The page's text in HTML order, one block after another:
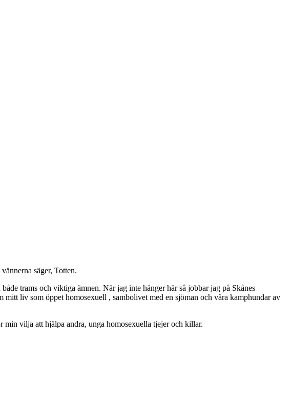
säger, Totten.
trams och viktiga ämnen. När jag inte hänger här så jobbar jag på Skånes
liv som öppet homosexuell , sambolivet med en sjöman och våra kamphundar av
vilja att hjälpa andra, unga homosexuella tjejer och killar.